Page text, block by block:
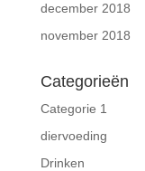
december 2018
november 2018
Categorieën
Categorie 1
diervoeding
Drinken